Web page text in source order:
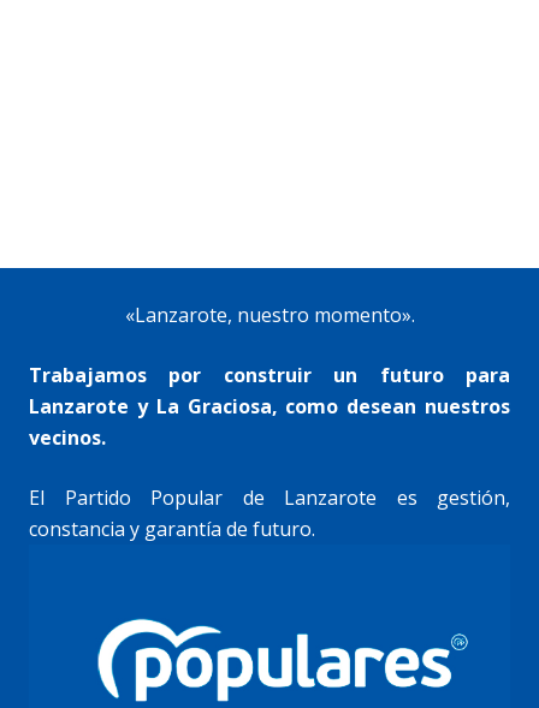
«Lanzarote, nuestro momento».
Trabajamos por construir un futuro para
Lanzarote y La Graciosa, como desean nuestros
vecinos.
El Partido Popular de Lanzarote es gestión,
constancia y garantía de futuro.